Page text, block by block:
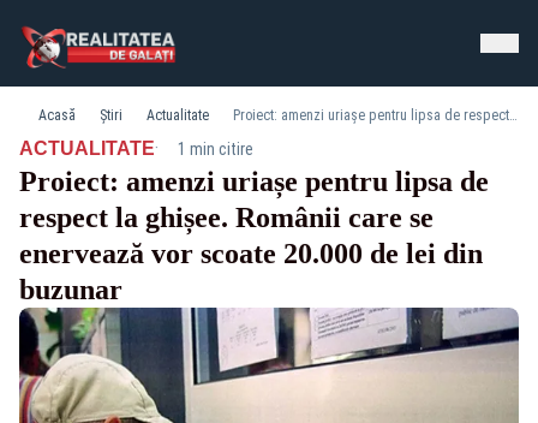
Acasă Știri Actualitate Proiect: amenzi uriașe pentru lipsa de respect la ghișee. Românii care se enervează vor scoate 20.000 de lei din buzunar
ACTUALITATE· 1 min citire
Proiect: amenzi uriașe pentru lipsa de
respect la ghișee. Românii care se
enervează vor scoate 20.000 de lei din
buzunar